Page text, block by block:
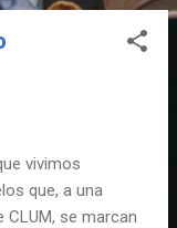
vivimos
que, a una
se marcan